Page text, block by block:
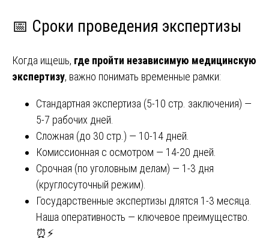
📅 Сроки проведения экспертизы
Когда ищешь, где пройти независимую медицинскую
экспертизу, важно понимать временные рамки:
Стандартная экспертиза (5-10 стр. заключения) —
5-7 рабочих дней.
Сложная (до 30 стр.) — 10-14 дней.
Комиссионная с осмотром — 14-20 дней.
Срочная (по уголовным делам) — 1-3 дня
(круглосуточный режим).
Государственные экспертизы длятся 1-3 месяца.
Наша оперативность — ключевое преимущество.
⏰⚡